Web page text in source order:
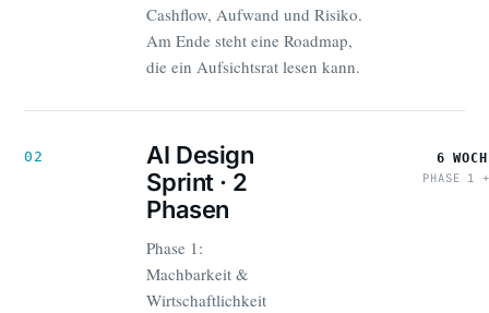
Cashflow, Aufwand und Risiko.
Am Ende steht eine Roadmap,
die ein Aufsichtsrat lesen kann.
02
AI Design
Sprint · 2
Phasen
Phase 1:
Machbarkeit &
Wirtschaftlichkeit
6
PHASE 1